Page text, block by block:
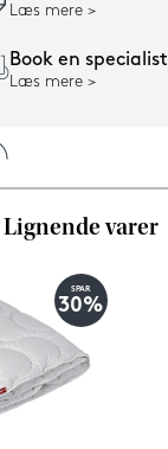
Læs mere
Book en specialist
Læs mere
Lignende varer
SPAR
30%